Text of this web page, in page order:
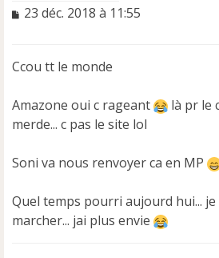
M
a
e
n
o
l
23 déc. 2018 à 11:55
Ccou tt le monde
Amazone oui c rageant
là pr le
merde... c pas le site lol
Soni va nous renvoyer ca en MP
Quel temps pourri aujourd hui...
marcher... jai plus envie